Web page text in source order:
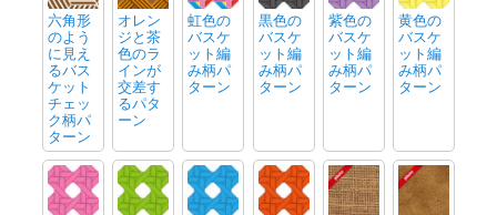
六角形
のよう
に見え
るバス
ケット
チェッ
ク柄パ
ターン
オレン
ジと茶
色のラ
インが
交差す
るパタ
ーン
虹色の
バスケ
ット編
み柄パ
ターン
黒色の
バスケ
ット編
み柄パ
ターン
紫色の
バスケ
ット編
み柄パ
ターン
黄色の
バスケ
ット編
み柄パ
ターン